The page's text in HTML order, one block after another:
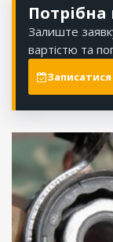
Потрібна
Залиште
вартістю та